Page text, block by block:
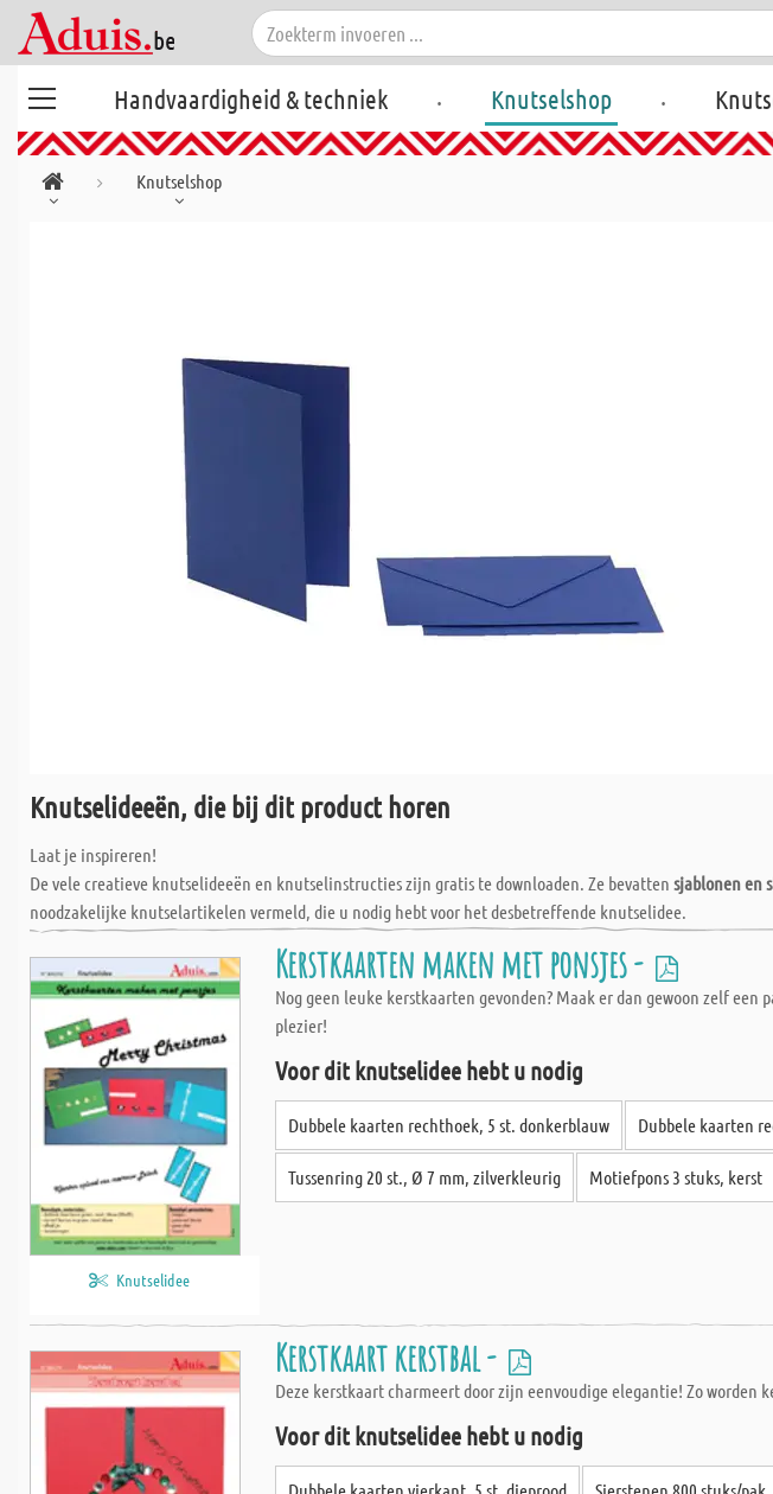
Handvaardigheid & techniek . Knutselshop .
Knutselshop
Knutselideeën, die bij dit product horen
Laat je inspireren!
De vele creatieve knutselideeën en knutselinstructies zijn gratis te downloaden. Ze bevatten sjablonen en
noodzakelijke knutselartikelen vermeld, die u nodig hebt voor het desbetreffende knutselidee.
Knutselidee
Kerstkaarten maken met ponsjes -
Nog geen leuke kerstkaarten gevonden? Maak er dan gewoon zelf
plezier!
Voor dit knutselidee hebt u nodig
Dubbele kaarten rechthoek, 5 st. donkerblauw Dubbele kaarten
Tussenring 20 st., Ø 7 mm, zilverkleurig Motiefpons 3 stuks, kerst
Kerstkaart kerstbal -
Deze kerstkaart charmeert door zijn eenvoudige elegantie! Zo worden
Voor dit knutselidee hebt u nodig